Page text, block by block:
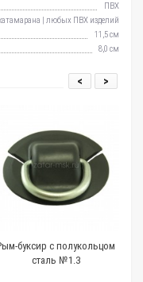
ПВХ
| любых ПВХ изделий
11,5 см
8,0 см
буксир с полукольцом
сталь №1.3
< >